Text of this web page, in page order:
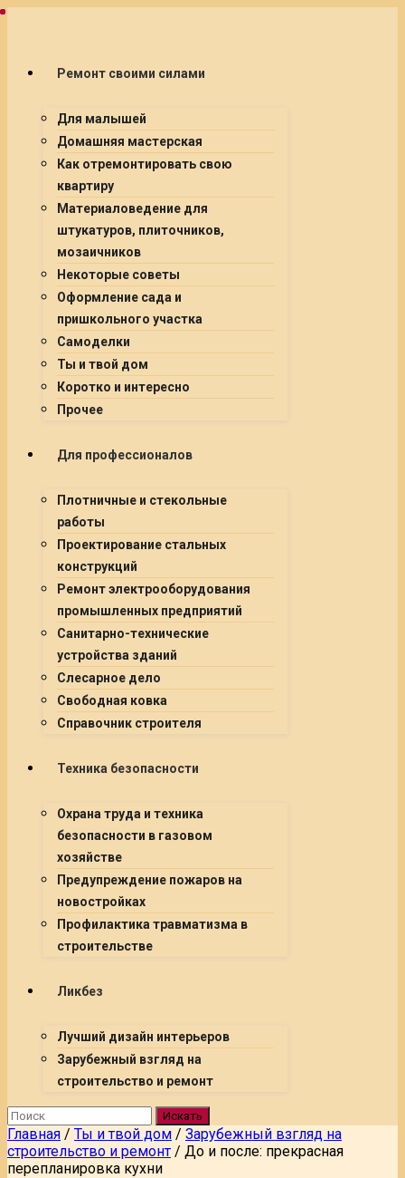
Ремонт своими силами
Для малышей
Домашняя мастерская
Как отремонтировать свою
квартиру
Материаловедение для
штукатуров, плиточников,
мозаичников
Некоторые советы
Оформление сада и
пришкольного участка
Самоделки
Ты и твой дом
Коротко и интересно
Прочее
Для профессионалов
Плотничные и стекольные
работы
Проектирование стальных
конструкций
Ремонт электрооборудования
промышленных предприятий
Санитарно-технические
устройства зданий
Слесарное дело
Свободная ковка
Справочник строителя
Техника безопасности
Охрана труда и техника
безопасности в газовом
хозяйстве
Предупреждение пожаров на
новостройках
Профилактика травматизма в
строительстве
Ликбез
Лучший дизайн интерьеров
Зарубежный взгляд на
строительство и ремонт
Искать
Главная / Ты и твой дом / Зарубежный взгляд на
строительство и ремонт / До и после: прекрасная
перепланировка кухни